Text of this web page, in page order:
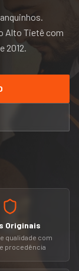
Alto Tietê com
2012.
Originais
qualidade com
procedência